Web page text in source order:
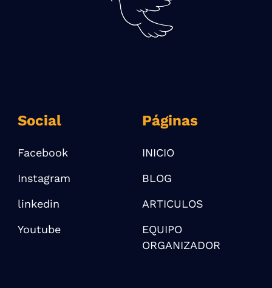
Social
Facebook
Instagram
linkedin
Youtube
Páginas
INICIO
BLOG
ARTICULOS
EQUIPO
ORGANIZADOR